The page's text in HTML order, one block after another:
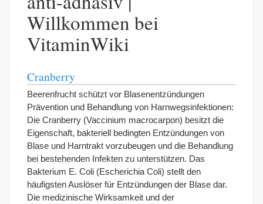
Willkommen bei
VitaminWiki
Cranberry
Beerenfrucht schützt vor Blasenentzündungen
Prävention und Behandlung von Harnwegsinfektionen:
Die Cranberry (Vaccinium macrocarpon) besitzt die
Eigenschaft, bakteriell bedingten Entzündungen von
Blase und Harntrakt vorzubeugen und die Behandlung
bei bestehenden Infekten zu unterstützen. Das
Bakterium E. Coli (Escherichia Coli) stellt den
häufigsten Auslöser für Entzündungen der Blase dar.
Die medizinische Wirksamkeit und der